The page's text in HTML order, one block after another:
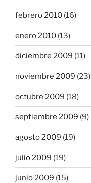
febrero 2010 (16)
enero 2010 (13)
diciembre 2009 (11)
noviembre 2009 (23)
octubre 2009 (18)
septiembre 2009 (9)
agosto 2009 (19)
julio 2009 (19)
junio 2009 (15)